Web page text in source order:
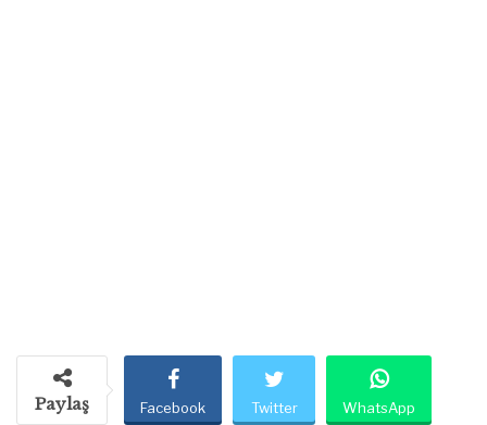
Paylaş Facebook Twitter WhatsApp